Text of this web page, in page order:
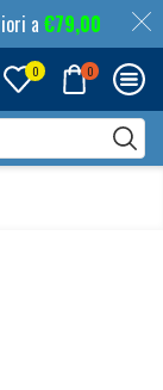
a €79,00
0 0